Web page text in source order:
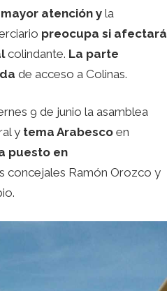
atención yla
preocupa si afectará
colindante. La parte
de acceso a Colinas.
9 de junio la asamblea
y tema Arabescoen
puesto en
concejales Ramón Orozco y